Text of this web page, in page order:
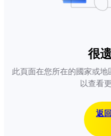
很
此頁面在您所在的國家或
以查看
返